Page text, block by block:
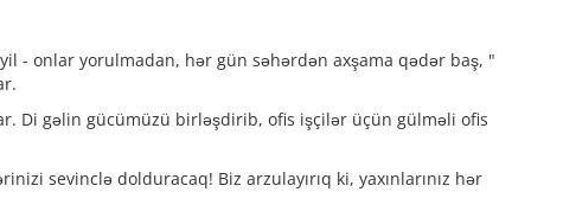
- onlar yorulmadan, hər gün səhərdən axşama qədər baş, "
Di gəlin gücümüzü birləşdirib, ofis işçilər üçün gülməli ofis
sevinclə dolduracaq! Biz arzulayırıq ki, yaxınlarınız hər